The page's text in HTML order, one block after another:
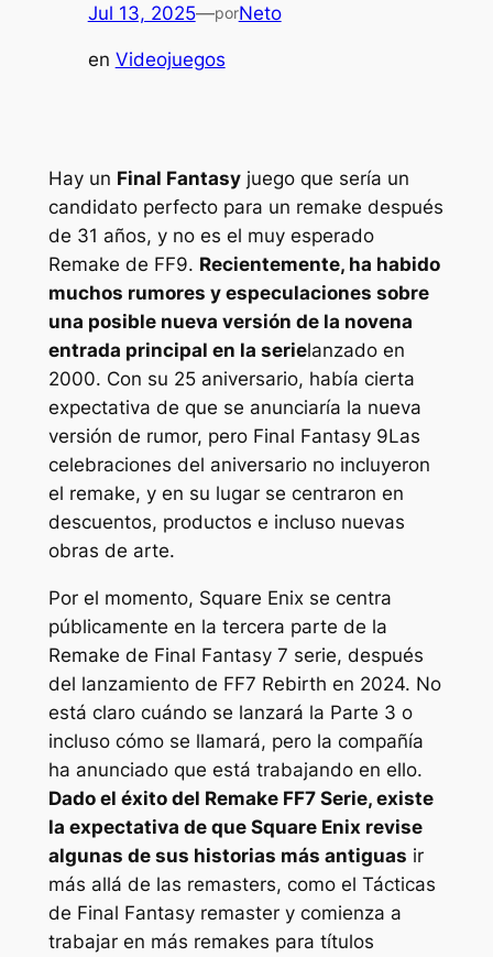
Jul 13, 2025—porNeto
en Videojuegos
Hay un Final Fantasyjuego que sería un
candidato perfecto para un remake después
de 31 años, y no es el muy esperado
Remake de FF9. Recientemente, ha habido
muchos rumores y especulaciones sobre
una posible nueva versión de la novena
entrada principal en la serielanzado en
2000. Con su 25 aniversario, había cierta
expectativa de que se anunciaría la nueva
versión de rumor, pero Final Fantasy 9Las
celebraciones del aniversario no incluyeron
el remake, y en su lugar se centraron en
descuentos, productos e incluso nuevas
obras de arte.
Por el momento, Square Enix se centra
públicamente en la tercera parte de la
Remake de Final Fantasy 7 serie, después
del lanzamiento de FF7 Rebirth en 2024. No
está claro cuándo se lanzará la Parte 3 o
incluso cómo se llamará, pero la compañía
ha anunciado que está trabajando en ello.
Dado el éxito del Remake FF7Serie, existe
la expectativa de que Square Enix revise
algunas de sus historias más antiguas ir
más allá de las remasters, como el Tácticas
de Final Fantasyremaster y comienza a
trabajar en más remakes para títulos